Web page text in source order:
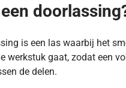
is een las waarbij het
werkstuk gaat, zodat een
de delen.